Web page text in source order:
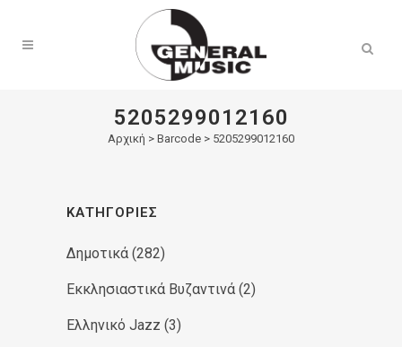
5205299012160
Αρχική > Barcode > 5205299012160
ΚΑΤΗΓΟΡΊΕΣ
Δημοτικά (282)
Εκκλησιαστικά Βυζαντινά (2)
Ελληνικό Jazz (3)